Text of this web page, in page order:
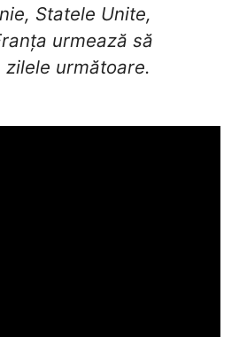
Statele Unite,
urmează să
zilele următoare.